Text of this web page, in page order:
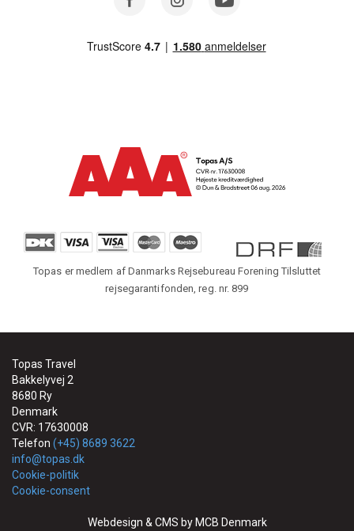
Topas er medlem af Danmarks Rejsebureau Forening Tilsluttet
rejsegarantifonden, reg. nr. 899
Topas Travel
Bakkelyvej 2
8680 Ry
Denmark
CVR: 17630008
Telefon (+45) 8689 3622
info@topas.dk
Cookie-politik
Cookie-consent
Webdesign & CMS by MCB Denmark